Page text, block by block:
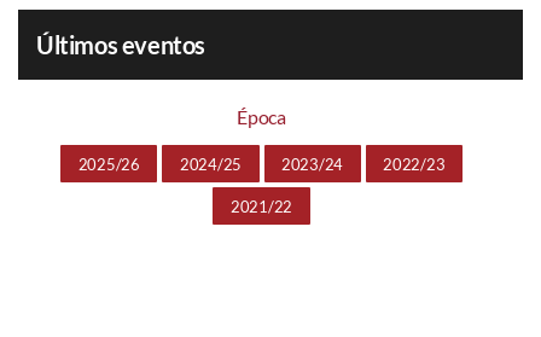
Últimos eventos
Época
2025/26 2024/25 2023/24 2022/23
2021/22